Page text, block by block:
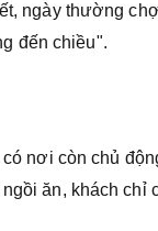
ngày thường
đến chiều".
nơi còn chủ
ăn, khách chỉ